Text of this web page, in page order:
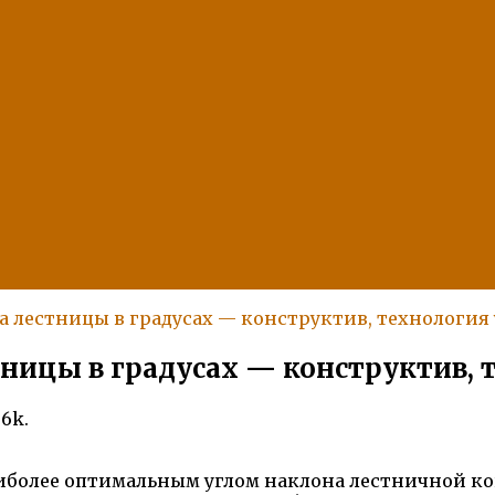
лестницы в градусах — конструктив, технология
в градусах — конструктив,
оптимальным углом наклона лестничной